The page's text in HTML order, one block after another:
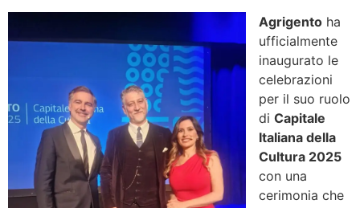
Agrigento ha
ufficialmente
inaugurato le
celebrazioni
per il suo ruolo
di Capitale
Italiana della
Cultura 2025
con una
cerimonia che